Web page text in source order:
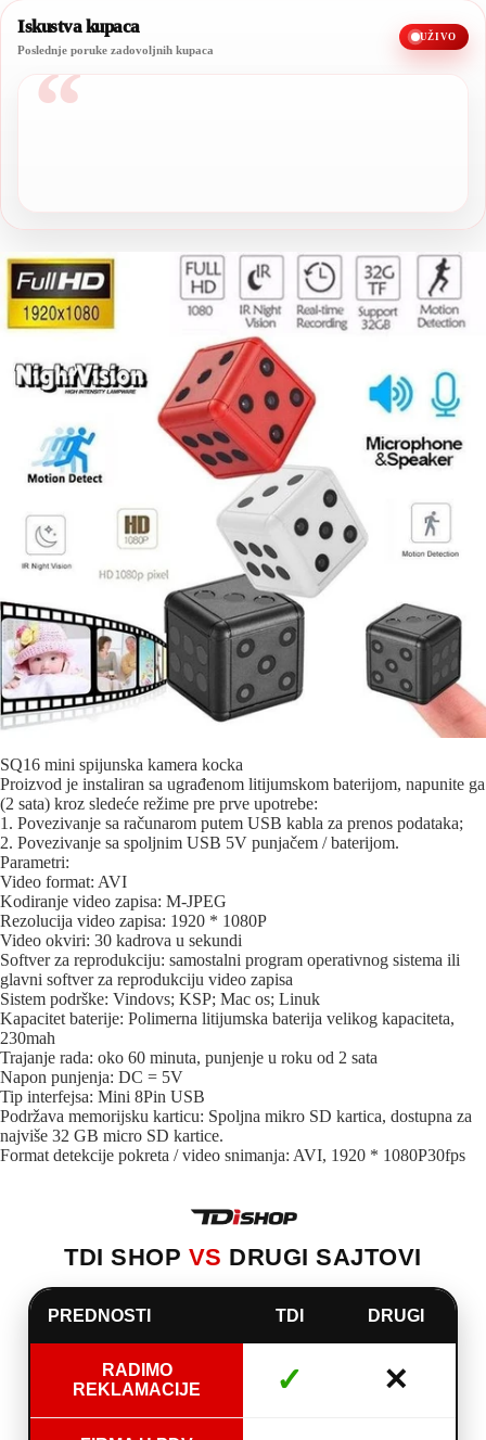
Iskustva kupaca
Poslednje poruke zadovoljnih kupaca
UŽIVO
“
SQ16 mini spijunska kamera kocka
Proizvod je instaliran sa ugrađenom litijumskom baterijom, napunite ga
(2 sata) kroz sledeće režime pre prve upotrebe:
1. Povezivanje sa računarom putem USB kabla za prenos podataka;
2. Povezivanje sa spoljnim USB 5V punjačem / baterijom.
Parametri:
Video format: AVI
Kodiranje video zapisa: M-JPEG
Rezolucija video zapisa: 1920 * 1080P
Video okviri: 30 kadrova u sekundi
Softver za reprodukciju: samostalni program operativnog sistema ili
glavni softver za reprodukciju video zapisa
Sistem podrške: Vindovs; KSP; Mac os; Linuk
Kapacitet baterije: Polimerna litijumska baterija velikog kapaciteta,
230mah
Trajanje rada: oko 60 minuta, punjenje u roku od 2 sata
Napon punjenja: DC = 5V
Tip interfejsa: Mini 8Pin USB
Podržava memorijsku karticu: Spoljna mikro SD kartica, dostupna za
najviše 32 GB micro SD kartice.
Format detekcije pokreta / video snimanja: AVI, 1920 * 1080P30fps
TDI SHOP VS DRUGI SAJTOVI
PREDNOSTI TDI DRUGI
RADIMO
REKLAMACIJE
✓ ✕